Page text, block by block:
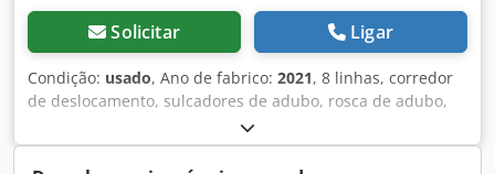
Solicitar Ligar
Condição: usado, Ano de fabrico: 2021, 8 linhas, corredor
de deslocamento, sulcadores de adubo, rosca de adubo,
máquina Isobus sem terminal. Área: 1,011 ha. Dodpfstgpf
Usx An Eskr